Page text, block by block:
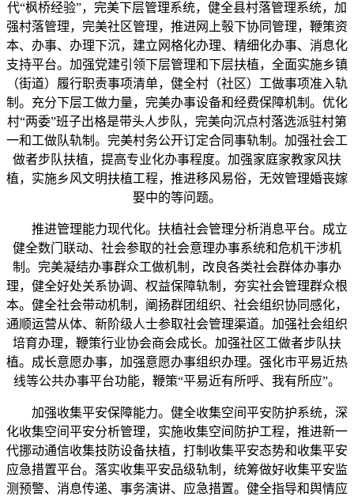
代“枫桥经验”，完美下层管理系统，健全县村落管理系统，加
强村落管理，完美社区管理，推进网上彀下协同管理，鞭策资
本、办事、办理下沉，建立网格化办理、精细化办事、消息化
支持平台。加强党建引领下层管理和下层扶植，全面实施乡镇
（街道）履行职责事项清单，健全村（社区）工做事项准入轨
制。充分下层工做力量，完美办事设备和经费保障机制。优化
村“两委”班子出格是带头人步队，完美向沉点村落选派驻村第
一和工做队轨制。完美村务公开订定合同事轨制。加强社会工
做者步队扶植，提高专业化办事程度。加强家庭家教家风扶
植，实施乡风文明扶植工程，推进移风易俗，无效管理婚丧嫁
娶中的等问题。
推进管理能力现代化。扶植社会管理分析消息平台。成立
健全数门联动、社会参取的社会意理办事系统和危机干涉机
制。完美凝结办事群众工做机制，改良各类社会群体办事办
理，健全好处关系协调、权益保障轨制，夯实社会管理群众根
本。健全社会带动机制，阐扬群团组织、社会组织协同感化，
通顺运营从体、新阶级人士参取社会管理渠道。加强社会组织
培育办理，鞭策行业协会商会成长。加强社区工做者步队扶
植。成长意愿办事，加强意愿办事组织办理。强化市平易近热
线等公共办事平台功能，鞭策“平易近有所呼、我有所应”。
加强收集平安保障能力。健全收集空间平安防护系统，深
化收集空间平安分析管理，实施收集空间防护工程，推进新一
代挪动通信收集技防设备扶植，打制收集平安态势和收集平安
应急措置平台。落实收集平安品级轨制，统筹做好收集平安监
测预警、消息传递、事务演讲、应急措置。健全指导和舆情应